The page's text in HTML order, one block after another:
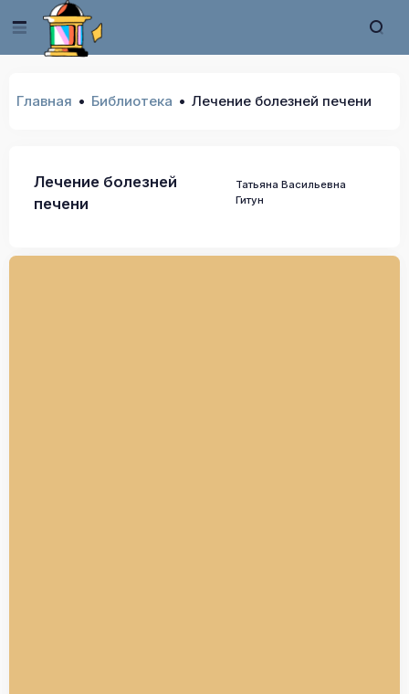
Главная Библиотека Лечение болезней печени
Лечение болезней
печени
Татьяна Васильевна
Гитун